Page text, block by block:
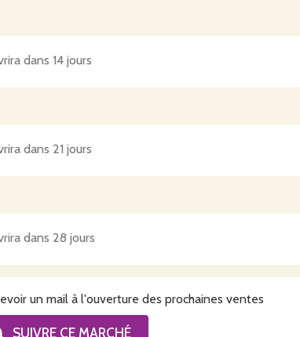
dans 14 jours
dans 21 jours
dans 28 jours
un mail à l'ouverture des prochaines ventes
SUIVRE CE MARCHÉ